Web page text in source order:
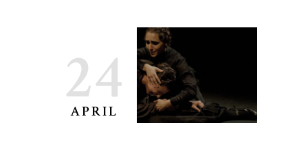
24
APRIL